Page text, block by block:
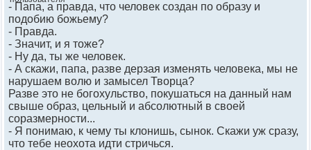
- Папа, а правда, что человек создан по образу и
подобию божьему?
- Правда.
- Значит, и я тоже?
- Ну да, ты же человек.
- А скажи, папа, разве дерзая изменять человека, мы не
нарушаем волю и замысел Творца?
Разве это не богохульство, покушаться на данный нам
свыше образ, цельный и абсолютный в своей
соразмерности...
- Я понимаю, к чему ты клонишь, сынок. Скажи уж сразу,
что тебе неохота идти стричься.